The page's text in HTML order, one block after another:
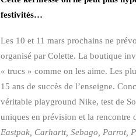
festivités…
Les 10 et 11 mars prochains ne
organisé par Colette. La boutique
« trucs » comme on les aime. Les
15 ans de succès de l’enseigne.
véritable playground Nike, test de
uniques en prévision et la rencontre
Eastpak, Carhartt, Sebago, Parrot,